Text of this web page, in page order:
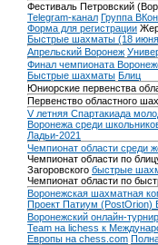
Фестиваль Петровский
Telegram-канал Группа
Форма для регистрации
Быстрые шахматы (18
Апрельский Воронеж
Финал чемпионата
Быстрые шахматы Блиц
Юниорские первенства
Первенство областного
V летняя Спартакиада
Воронежа среди
Ладьи-2021
Чемпионат области среди
Чемпионат области по
Загоровского быстрые
Чемпионат области по
Воронежская шахматная
Проект Патиум (PostOrion)
Воронежский онлайн-
Team на lichess к
Европы на chess.com